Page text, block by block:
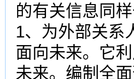
的有关信息同
1、为外部关系
面向未来。它
未来。编制全